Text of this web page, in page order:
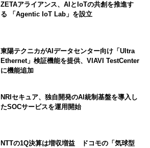
ZETAアライアンス、AIとIoTの共創を推進す
る 「Agentic IoT Lab」を設立
東陽テクニカがAIデータセンター向け「Ultra
Ethernet」検証機能を提供、VIAVI TestCenter
に機能追加
NRIセキュア、独自開発のAI統制基盤を導入し
たSOCサービスを運用開始
NTTの1Q決算は増収増益 ドコモの「気球型